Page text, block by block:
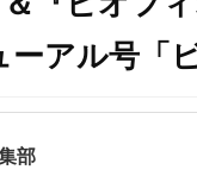
ーアル号「
部